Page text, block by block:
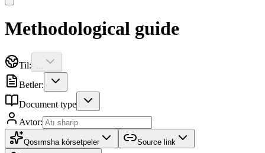
Methodological guide
Til:
Betler:
Document type
Avtor:
Qosımsha kórsetpeler Source link